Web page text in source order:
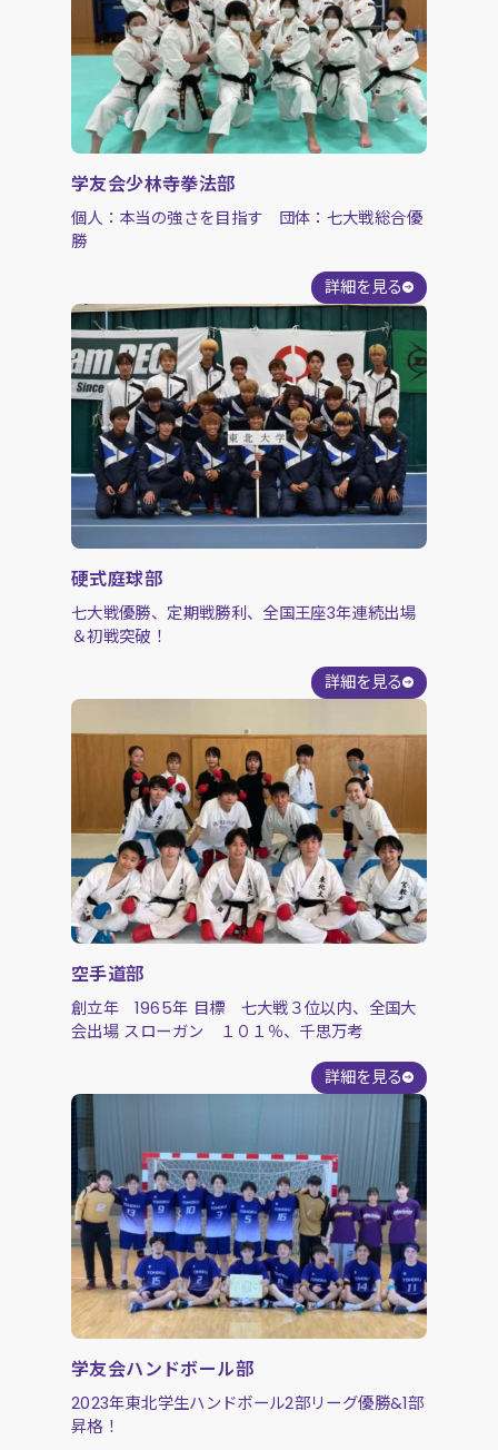
学友会少林寺拳法部
個人：本当の強さを目指す 団体：七大戦総合優
勝
詳細を見る
硬式庭球部
七大戦優勝、定期戦勝利、全国王座3年連続出場
＆初戦突破！
詳細を見る
空手道部
創立年 1965年 目標 七大戦３位以内、全国大
会出場 スローガン １０１％、千思万考
詳細を見る
学友会ハンドボール部
2023年東北学生ハンドボール2部リーグ優勝&1部
昇格！